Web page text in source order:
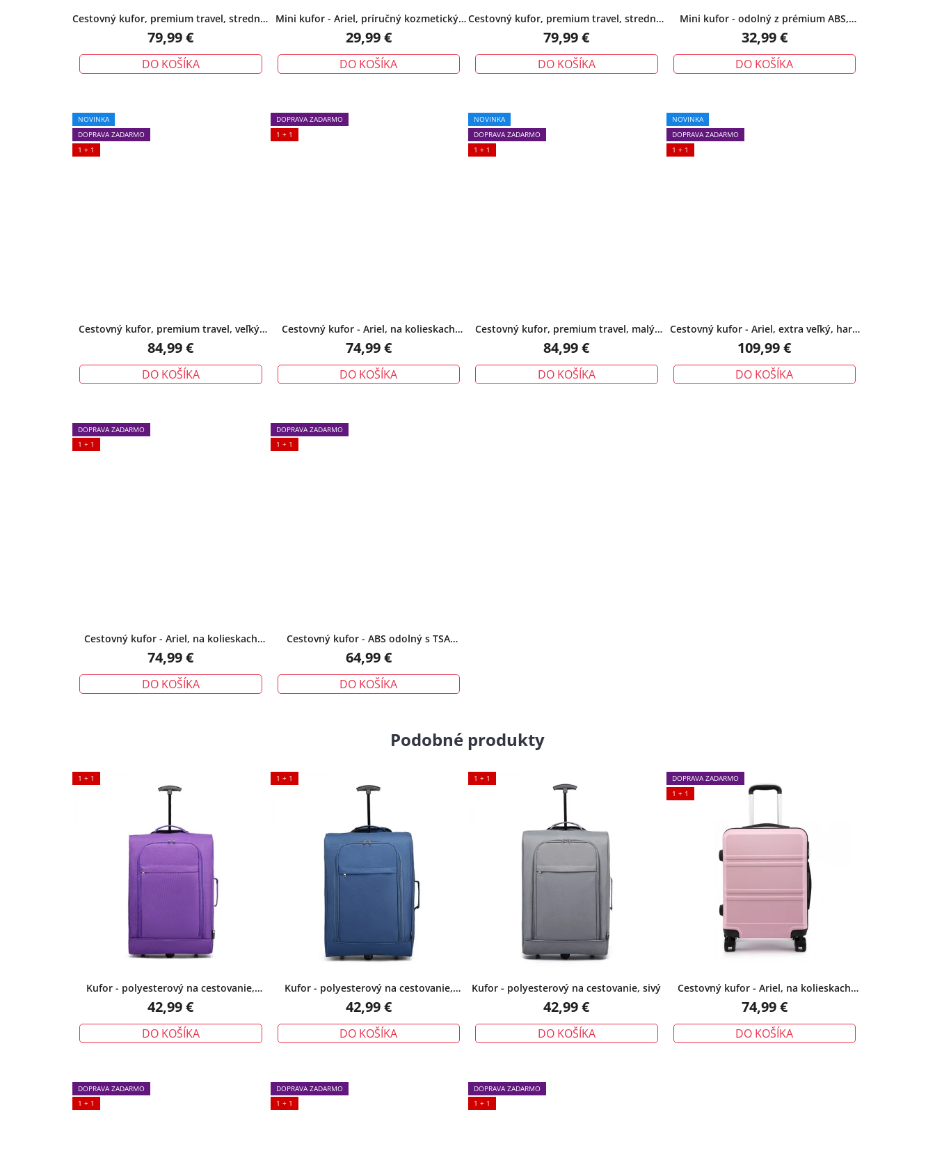
Cestovný kufor, premium travel, stredný,
čierny
79,99 €
DO KOŠÍKA
Mini kufor - Ariel, príručný kozmetický,
čiernohnedý
29,99 €
DO KOŠÍKA
Cestovný kufor, premium travel, stredný,
modrý
79,99 €
DO KOŠÍKA
Mini kufor - odolný z prémium ABS,
čiernohnedý
32,99 €
DO KOŠÍKA
NOVINKA
DOPRAVA ZADARMO
1 + 1
Cestovný kufor, premium travel, veľký,
bordový
84,99 €
DO KOŠÍKA
DOPRAVA ZADARMO
1 + 1
Cestovný kufor - Ariel, na kolieskach
cestovný, veľký, modrý
74,99 €
DO KOŠÍKA
NOVINKA
DOPRAVA ZADARMO
1 + 1
Cestovný kufor, premium travel, malý,
modrý
84,99 €
DO KOŠÍKA
NOVINKA
DOPRAVA ZADARMO
1 + 1
Cestovný kufor - Ariel, extra veľký, hard
shell s kolieskami – 32", šedý
109,99 €
DO KOŠÍKA
DOPRAVA ZADARMO
1 + 1
Cestovný kufor - Ariel, na kolieskach
cestovný, veľký, fialová
74,99 €
DO KOŠÍKA
DOPRAVA ZADARMO
1 + 1
Cestovný kufor - ABS odolný s TSA
zámkom, malý, čierny
64,99 €
DO KOŠÍKA
Podobné produkty
1 + 1
Kufor - polyesterový na cestovanie,
fialový
42,99 €
DO KOŠÍKA
1 + 1
Kufor - polyesterový na cestovanie,
modrý
42,99 €
DO KOŠÍKA
1 + 1
Kufor - polyesterový na cestovanie, sivý
42,99 €
DO KOŠÍKA
DOPRAVA ZADARMO
1 + 1
Cestovný kufor - Ariel, na kolieskach
cestovný, veľký, ružový
74,99 €
DO KOŠÍKA
DOPRAVA ZADARMO
1 + 1
DOPRAVA ZADARMO
1 + 1
DOPRAVA ZADARMO
1 + 1